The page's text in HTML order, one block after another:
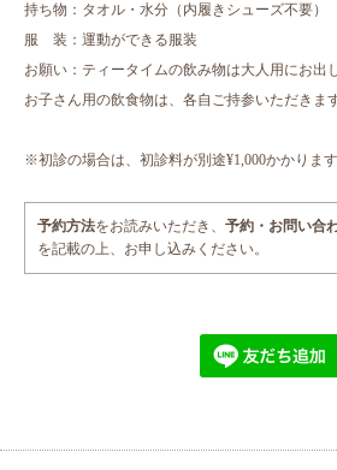
持ち物：タオル・水分（内履きシューズ不要）
服 装：運動ができる服装
お願い：ティータイムの飲み物は大人用にお出
お子さん用の飲食物は、各自ご持参いただきま
※初診の場合は、初診料が別途¥1,000かかります
予約方法をお読みいただき、 予約・お問い合
を記載の上、お申し込みください。